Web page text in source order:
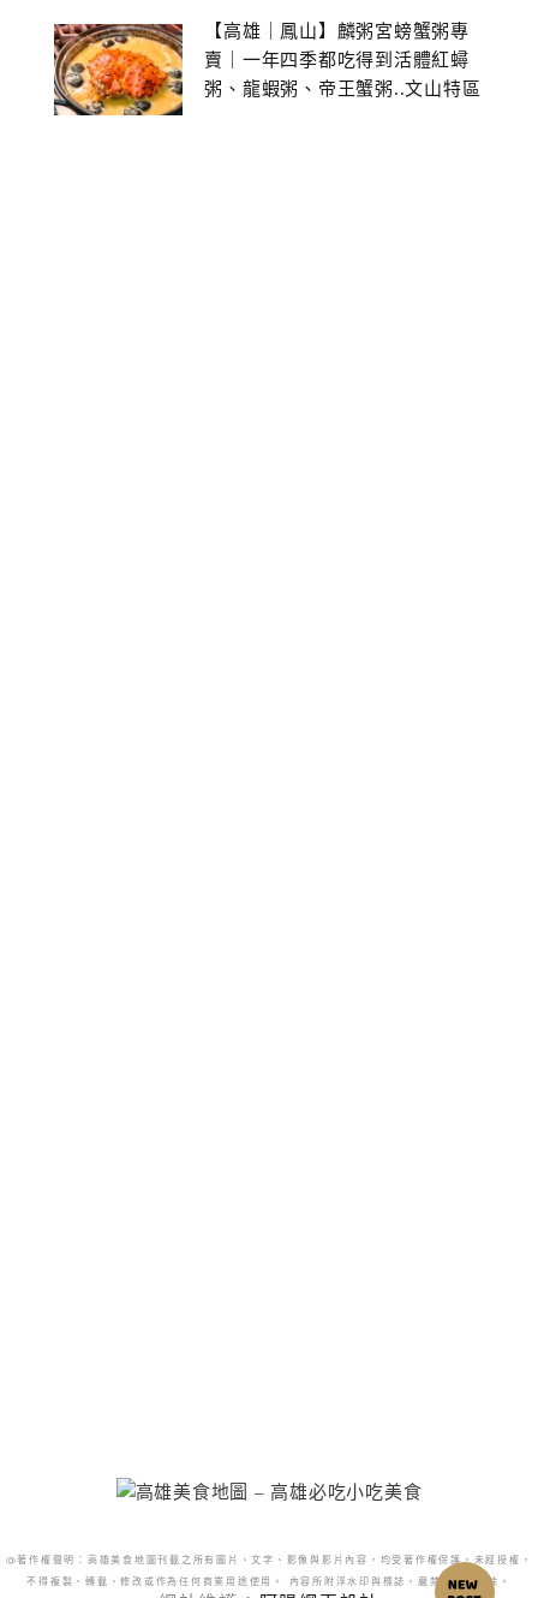
【高雄｜鳳山】麟粥宮螃蟹粥專
賣｜一年四季都吃得到活體紅蟳
粥、龍蝦粥、帝王蟹粥..文山特區
@著作權聲明：高雄美食地圖刊載之所有圖片、文字、影像與影片內容，均受著作權保護。未經授權，
不得複製、轉載、修改或作為任何商業用途使用。 內容所附浮水印與標誌，嚴禁更改或移除。